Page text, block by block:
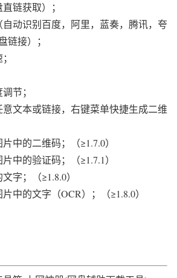
链获取）；
动识别百度，阿里，蓝奏，腾讯，夸
链接）；
节；
文本或链接，右键菜单快捷生成二维
中的二维码；（≥1.7.0）
中的验证码；（≥1.7.1）
字；（≥1.8.0）
中的文字（OCR）；（≥1.8.0）